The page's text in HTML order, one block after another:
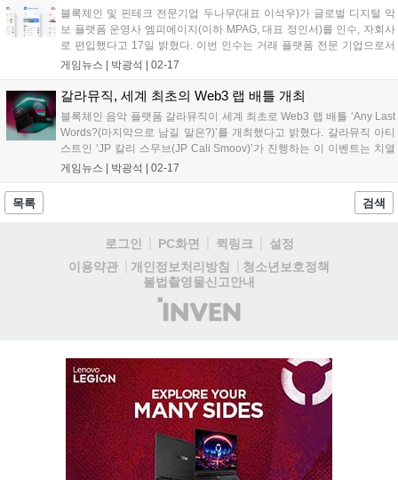
블록체인 및 핀테크 전문기업 두나무(대표 이석우)가 글로벌 디지털 악
보 플랫폼 운영사 엠피에이지(이하 MPAG, 대표 정인서)를 인수, 자회사
로 편입했다고 17일 밝혔다. 이번 인수는 거래 플랫폼 전문 기업으로서
콘텐츠 영역으로의 경계를 확장하고, 디지털 악보 및 교육 시장에서의
글로벌...
게임뉴스 | 박광석 02-17
갈라뮤직, 세계 최초의 Web3 랩 배틀 개최
블록체인 음악 플랫폼 갈라뮤직이 세계 최초로 Web3 랩 배틀 ‘Any Last
Words?(마지막으로 남길 말은?)’를 개최했다고 밝혔다. 갈라뮤직 아티
스트인 ‘JP 칼리 스무브(JP Cali Smoov)’가 진행하는 이 이벤트는 치열
한 랩 배틀에 Web3 기술을 더했다. 또한 갈라뮤직 토큰과 컬렉터블
게임뉴스 | 박광석 02-17
목록 검색
로그인 PC화면 퀵링크
설정
이용약관
개인정보처리방침
청소년보호정책
불법촬영물신고안내
(주)
인